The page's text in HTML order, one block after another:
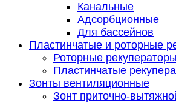
Канальные
Адсорбционные
Для бассейнов
Пластинчатые и роторные
Роторные рекуператоры
Пластинчатые
Зонты вентиляционные
Зонт приточно-